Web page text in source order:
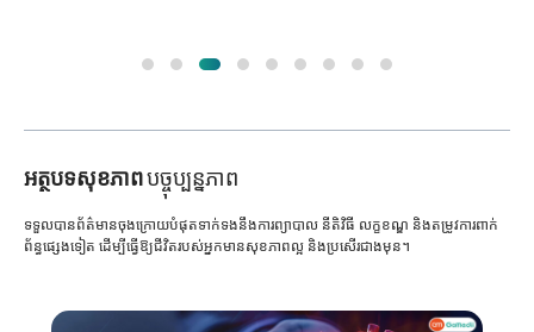
អត្ថបទសុខភាពបច្ចុប្បន្នភាព
ទទួលបានព័ត៌មានចុងក្រោយបំផុតទាក់ទងនឹងការព្យាបាល នីតិវិធី លក្ខខណ្ឌ និងតម្រូវការពាក់
ព័ន្ធផ្សេងទៀត ដើម្បីធ្វើឱ្យជីវិតរបស់អ្នកមានសុខភាពល្អ និងប្រសើរជាងមុន។